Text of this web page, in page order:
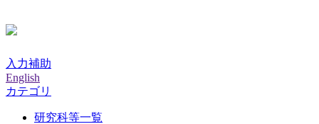
入力補助
English
カテゴリ
研究科等一覧